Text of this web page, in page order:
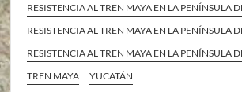
RESISTENCIA AL TREN MAYA EN LA PENÍNSULA
RESISTENCIA AL TREN MAYA EN LA PENÍNSULA
RESISTENCIA AL TREN MAYA EN LA PENÍNSULA
TREN MAYA
YUCATÁN